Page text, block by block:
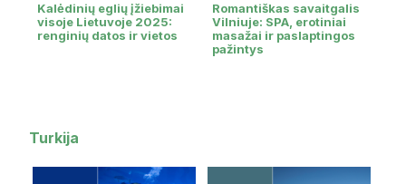
Kalėdinių eglių įžiebimai
visoje Lietuvoje 2025:
renginių datos ir vietos
Romantiškas savaitgalis
Vilniuje: SPA, erotiniai
masažai ir paslaptingos
pažintys
Turkija